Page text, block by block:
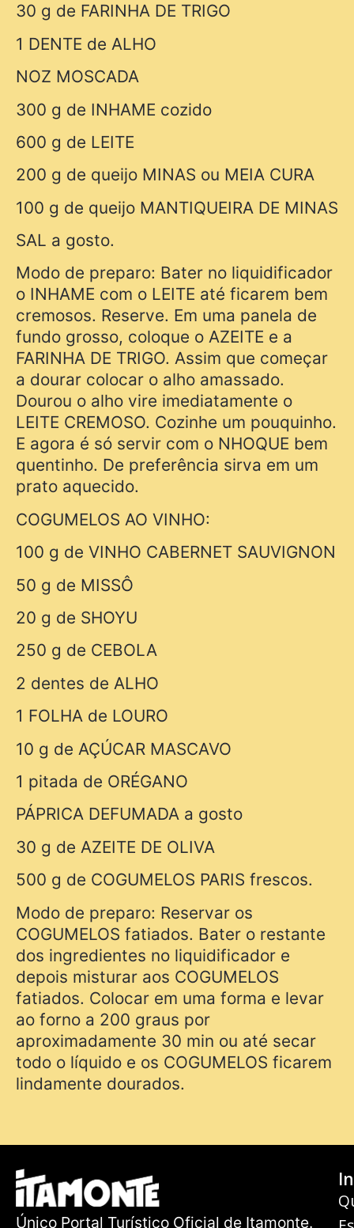
30 g de FARINHA DE TRIGO
1 DENTE de ALHO
NOZ MOSCADA
300 g de INHAME cozido
600 g de LEITE
200 g de queijo MINAS ou MEIA CURA
100 g de queijo MANTIQUEIRA DE MINAS
SAL a gosto.
Modo de preparo: Bater no liquidificador
o INHAME com o LEITE até ficarem bem
cremosos. Reserve. Em uma panela de
fundo grosso, coloque o AZEITE e a
FARINHA DE TRIGO. Assim que começar
a dourar colocar o alho amassado.
Dourou o alho vire imediatamente o
LEITE CREMOSO. Cozinhe um pouquinho.
E agora é só servir com o NHOQUE bem
quentinho. De preferência sirva em um
prato aquecido.
COGUMELOS AO VINHO:
100 g de VINHO CABERNET SAUVIGNON
50 g de MISSÔ
20 g de SHOYU
250 g de CEBOLA
2 dentes de ALHO
1 FOLHA de LOURO
10 g de AÇÚCAR MASCAVO
1 pitada de ORÉGANO
PÁPRICA DEFUMADA a gosto
30 g de AZEITE DE OLIVA
500 g de COGUMELOS PARIS frescos.
Modo de preparo: Reservar os
COGUMELOS fatiados. Bater o restante
dos ingredientes no liquidificador e
depois misturar aos COGUMELOS
fatiados. Colocar em uma forma e levar
ao forno a 200 graus por
aproximadamente 30 min ou até secar
todo o líquido e os COGUMELOS ficarem
lindamente dourados.
Único Portal Turístico Oficial de Itamonte.